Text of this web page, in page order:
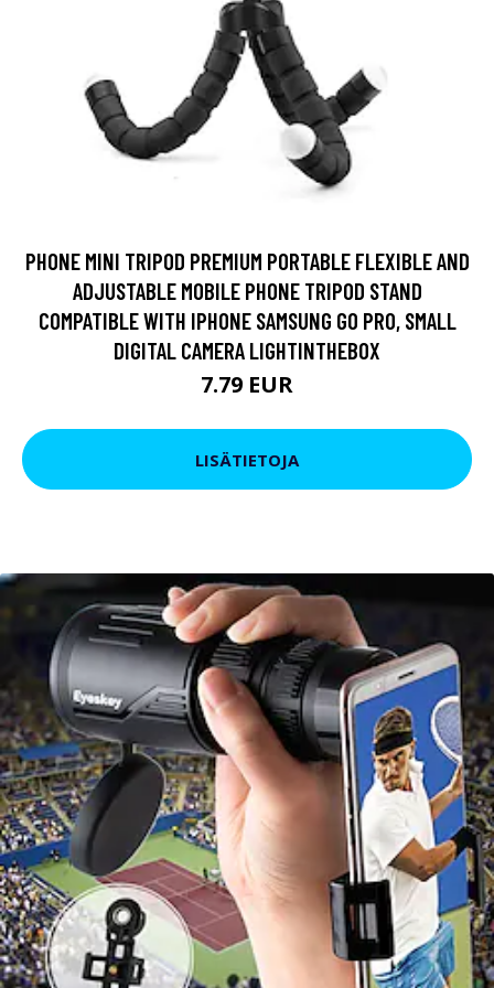
PHONE MINI TRIPOD PREMIUM PORTABLE FLEXIBLE AND
ADJUSTABLE MOBILE PHONE TRIPOD STAND
COMPATIBLE WITH IPHONE SAMSUNG GO PRO, SMALL
DIGITAL CAMERA LIGHTINTHEBOX
7.79 EUR
LISÄTIETOJA